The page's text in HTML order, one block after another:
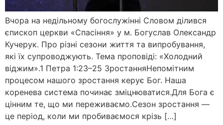
Вчора на недільному богослужінні Словом ділився
єпископ церкви «Спасіння» у м. Богуслав Олександр
Кучерук. Про різні сезони життя та випробування,
які їх супроводжують. Тема проповіді: «Холодний
віджим».1 Петра 1:23–25 ЗростанняНепомітним
процесом нашого зростання керує Бог. Наша
коренева система починає зміцнюватися.Для Бога є
цінним те, що ми переживаємо.Сезон зростання —
це період, коли ми пробиваємося крізь […]